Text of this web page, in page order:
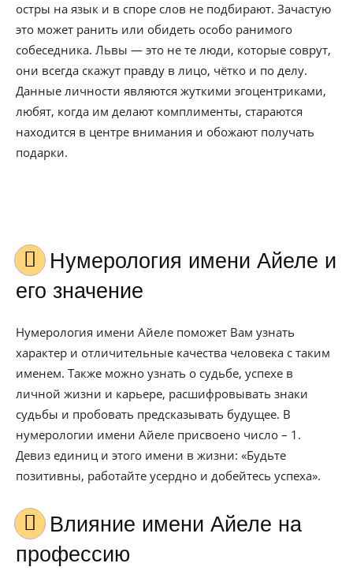
остры на язык и в споре слов не подбирают. Зачастую
это может ранить или обидеть особо ранимого
собеседника. Львы — это не те люди, которые соврут,
они всегда скажут правду в лицо, чётко и по делу.
Данные личности являются жуткими эгоцентриками,
любят, когда им делают комплименты, стараются
находится в центре внимания и обожают получать
подарки.
Нумерология имени Айеле и
его значение
Нумерология имени Айеле поможет Вам узнать
характер и отличительные качества человека с таким
именем. Также можно узнать о судьбе, успехе в
личной жизни и карьере, расшифровывать знаки
судьбы и пробовать предсказывать будущее. В
нумерологии имени Айеле присвоено число – 1.
Девиз единиц и этого имени в жизни: «Будьте
позитивны, работайте усердно и добейтесь успеха».
Влияние имени Айеле на
профессию